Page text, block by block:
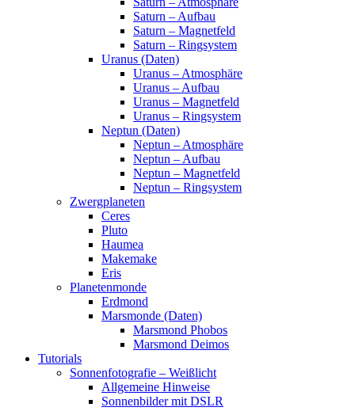
Saturn – Aufbau
Saturn – Magnetfeld
Saturn – Ringsystem
Uranus (Daten)
Uranus – Atmosphäre
Uranus – Aufbau
Uranus – Magnetfeld
Uranus – Ringsystem
Neptun (Daten)
Neptun – Atmosphäre
Neptun – Aufbau
Neptun – Magnetfeld
Neptun – Ringsystem
Zwergplaneten
Ceres
Pluto
Haumea
Makemake
Eris
Planetenmonde
Erdmond
Marsmonde (Daten)
Marsmond Phobos
Marsmond Deimos
Tutorials
Sonnenfotografie – Weißlicht
Allgemeine Hinweise
Sonnenbilder mit DSLR